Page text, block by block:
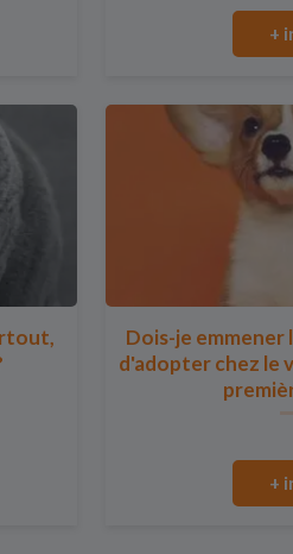
+
Dois-je emmener
d'adopter chez le
+